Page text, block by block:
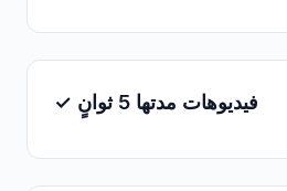
✓ فيديوهات مدتها 5 ثوانٍ